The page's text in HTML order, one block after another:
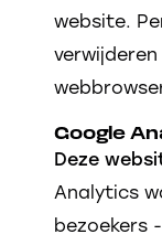
website.
Google
Deze
Analytics
bezoekers